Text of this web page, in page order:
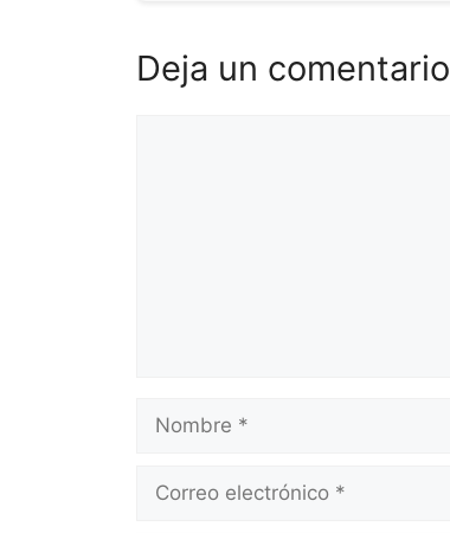
o
p
Deja un comentario
Nombre
Correo